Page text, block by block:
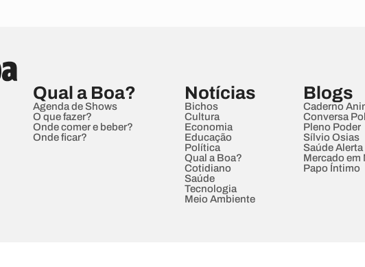
Qual a Boa?
Agenda de Shows
O que fazer?
Onde comer e beber?
Onde ficar?
Notícias
Bichos
Cultura
Economia
Educação
Política
Qual a Boa?
Cotidiano
Saúde
Tecnologia
Meio Ambiente
Blogs
Caderno
Conversa
Pleno Poder
Sílvio Osias
Saúde Alerta
Mercado em
Papo Íntimo